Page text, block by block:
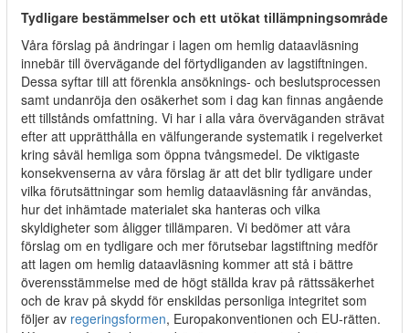
Tydligare bestämmelser och ett utökat tillämpningsområde
Våra förslag på ändringar i lagen om hemlig dataavläsning
innebär till övervägande del förtydliganden av lagstiftningen.
Dessa syftar till att förenkla ansöknings- och beslutsprocessen
samt undanröja den osäkerhet som i dag kan finnas angående
ett tillstånds omfattning. Vi har i alla våra överväganden strävat
efter att upprätthålla en välfungerande systematik i regelverket
kring såväl hemliga som öppna tvångsmedel. De viktigaste
konsekvenserna av våra förslag är att det blir tydligare under
vilka förutsättningar som hemlig dataavläsning får användas,
hur det inhämtade materialet ska hanteras och vilka
skyldigheter som åligger tillämparen. Vi bedömer att våra
förslag om en tydligare och mer förutsebar lagstiftning medför
att lagen om hemlig dataavläsning kommer att stå i bättre
överensstämmelse med de högt ställda krav på rättssäkerhet
och de krav på skydd för enskildas personliga integritet som
följer av regeringsformen, Europakonventionen och EU-rätten.